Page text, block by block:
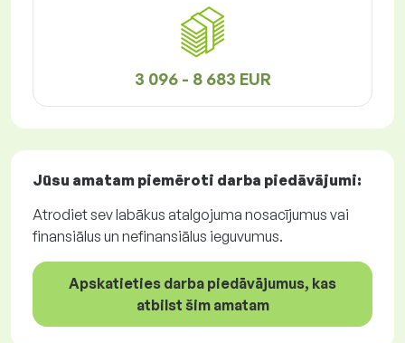
3 096 - 8 683 EUR
Jūsu amatam piemēroti darba piedāvājumi:
Atrodiet sev labākus atalgojuma nosacījumus vai
finansiālus un nefinansiālus ieguvumus.
Apskatieties darba piedāvājumus, kas
atbilst šim amatam